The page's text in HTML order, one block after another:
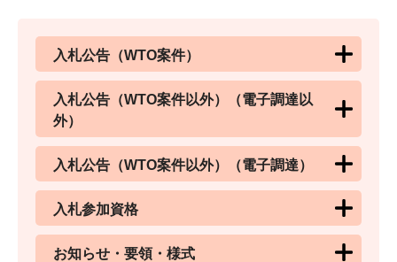
入札公告（WTO案件）
入札公告（WTO案件以外）（電子調達以
外）
入札公告（WTO案件以外）（電子調達）
入札参加資格
お知らせ・要領・様式